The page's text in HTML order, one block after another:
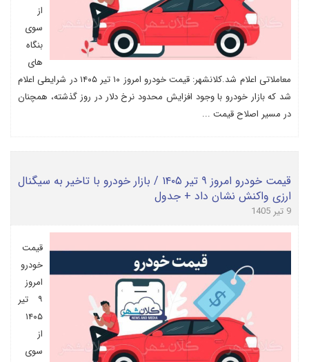
از
سوی
بنگاه
های
معاملاتی اعلام شد.کلانشهر: قیمت خودرو امروز ۱۰ تیر ۱۴۰۵ در شرایطی اعلام
شد که بازار خودرو با وجود افزایش محدود نرخ دلار در روز گذشته، همچنان
در مسیر اصلاح قیمت ...
قیمت خودرو امروز ۹ تیر ۱۴۰۵ / بازار خودرو با تاخیر به سیگنال
ارزی واکنش نشان داد + جدول
9 تیر 1405
قیمت
خودرو
امروز
۹ تیر
۱۴۰۵
از
سوی